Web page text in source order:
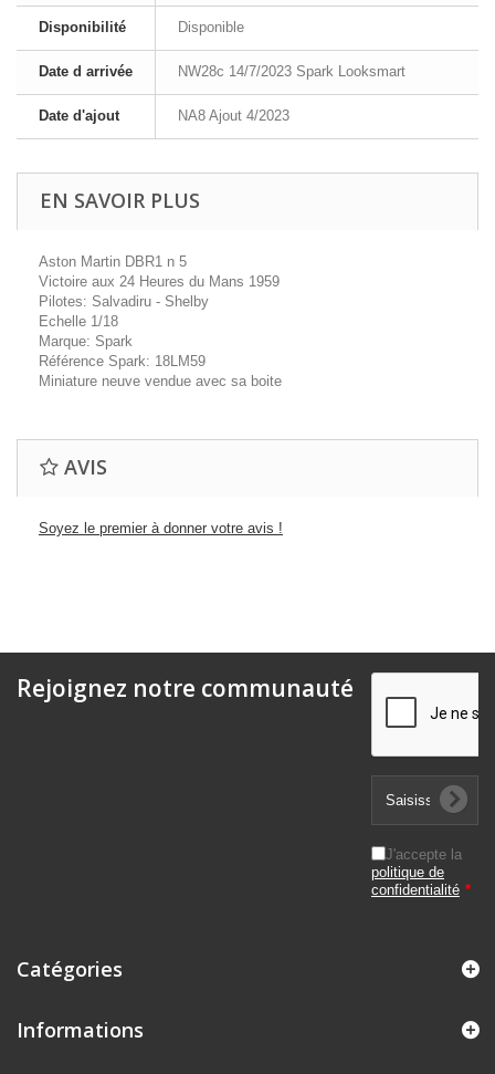
Disponibilité Disponible
Date d arrivée NW28c 14/7/2023 Spark Looksmart
Date d'ajout NA8 Ajout 4/2023
EN SAVOIR PLUS
Aston Martin DBR1 n 5
Victoire aux 24 Heures du Mans 1959
Pilotes: Salvadiru - Shelby
Echelle 1/18
Marque: Spark
Référence Spark: 18LM59
Miniature neuve vendue avec sa boite
AVIS
Soyez le premier à donner votre avis !
Rejoignez notre communauté
J'accepte la
politique de
confidentialité *
Catégories
Informations